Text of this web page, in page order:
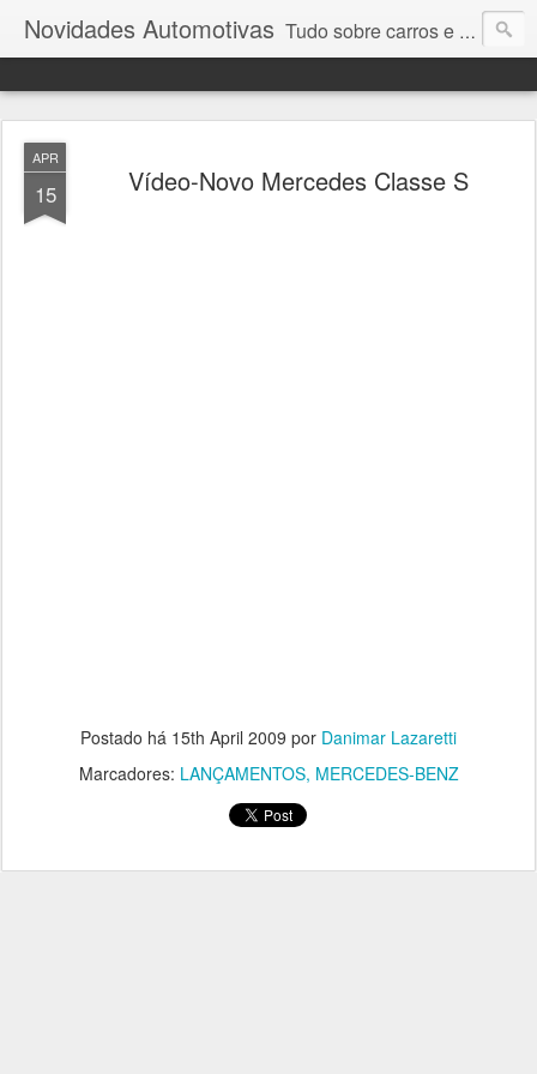
Novidades Automotivas Tudo sobre carros e motores
APR
15 Vídeo-Novo Mercedes Classe S
Postado há 15th April 2009 por Danimar Lazaretti
Marcadores: LANÇAMENTOS MERCEDES-BENZ